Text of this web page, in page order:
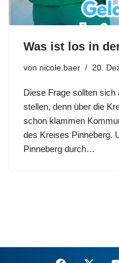
Was ist los in
von nicole.baer 20.
Diese Frage sollten
stellen, denn über die
schon klammen
des Kreises Pinneberg.
Pinneberg durch…